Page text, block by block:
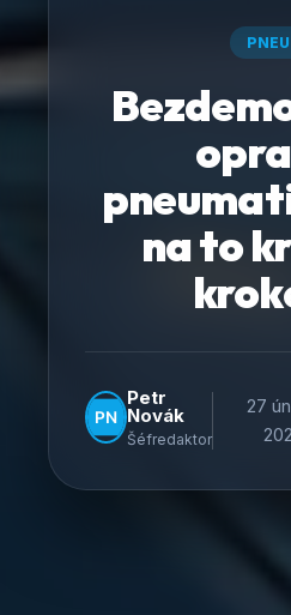
PNEU
na to
Petr
Novák
Šéfredaktor
27